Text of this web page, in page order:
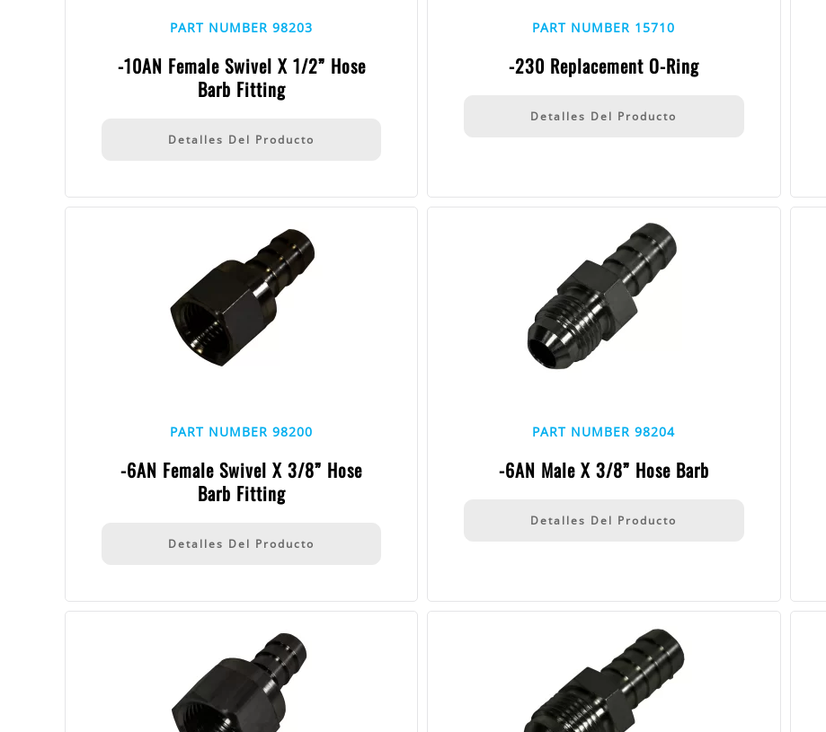
PART NUMBER 98203
-10AN Female Swivel X 1/2” Hose
Barb Fitting
Detalles Del Producto
PART NUMBER 15710
-230 Replacement O-Ring
Detalles Del Producto
PART NUMBER 98200
-6AN Female Swivel X 3/8” Hose
Barb Fitting
Detalles Del Producto
PART NUMBER 98204
-6AN Male X 3/8” Hose Barb
Detalles Del Producto